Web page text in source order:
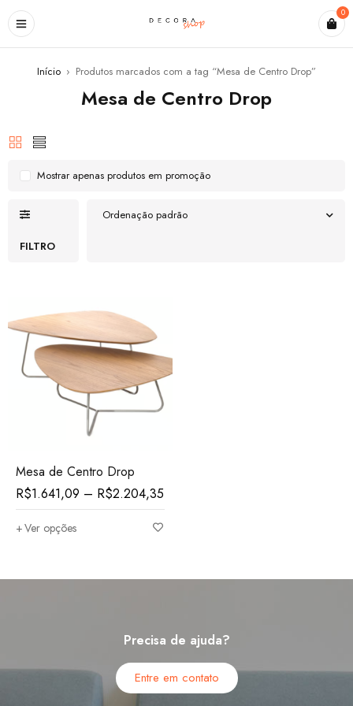
0
Início › Produtos marcados com a tag “Mesa de Centro Drop”
Mesa de Centro Drop
FILTRO
Ordenação padrão
Mostrar apenas produtos em promoção
Mesa de Centro Drop
R$1.641,09 – R$2.204,35
Ver opções
Precisa de ajuda?
Entre em contato